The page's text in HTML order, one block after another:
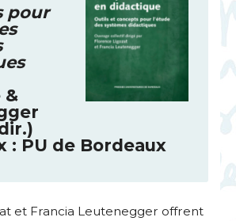
pour
&
: PU de Bordeaux
et Francia Leutenegger offrent